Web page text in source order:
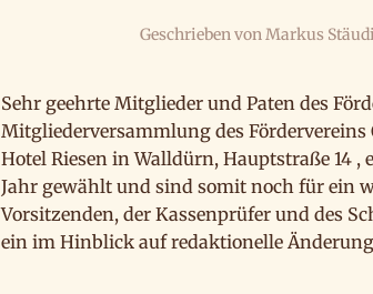
Geschrieben vonMarkus
Sehr geehrte Mitglieder und Paten des
Mitgliederversammlung des Fördervereins
Hotel Riesen in Walldürn, Hauptstraße 14
Jahr gewählt und sind somit noch für ein
Vorsitzenden, der Kassenprüfer und des
ein im Hinblick auf redaktionelle